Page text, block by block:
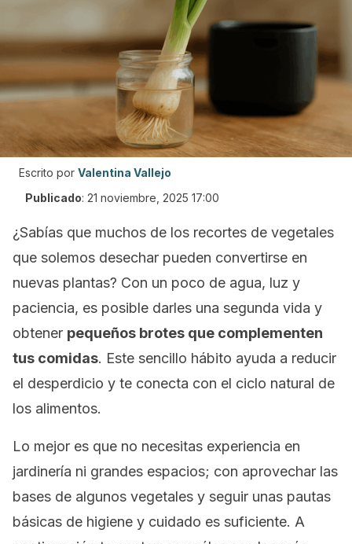
Escrito por Valentina Vallejo
Publicado: 21 noviembre, 2025 17:00
¿Sabías que muchos de los recortes de vegetales
que solemos desechar pueden convertirse en
nuevas plantas? Con un poco de agua, luz y
paciencia, es posible darles una segunda vida y
obtener pequeños brotes que complementen
tus comidas. Este sencillo hábito ayuda a reducir
el desperdicio y te conecta con el ciclo natural de
los alimentos.
Lo mejor es que no necesitas experiencia en
jardinería ni grandes espacios; con aprovechar las
bases de algunos vegetales y seguir unas pautas
básicas de higiene y cuidado es suficiente. A